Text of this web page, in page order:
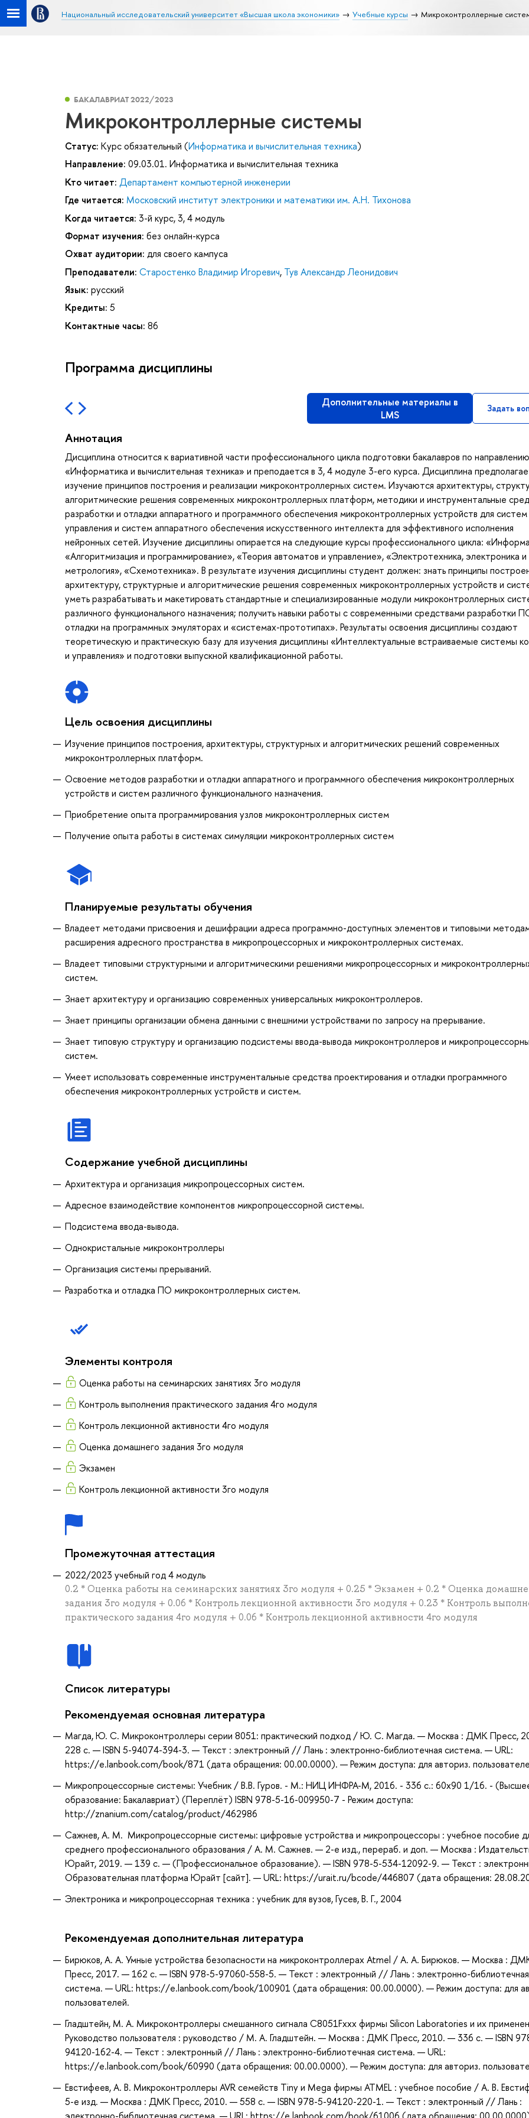
Национальный исследовательский университет «Высшая школа экономики» Учебные курсы Микроконтроллерные
БАКАЛАВРИАТ 2022/2023
Микроконтроллерные системы
Статус: Курс обязательный (Информатика и вычислительная техника)
Направление: 09.03.01. Информатика и вычислительная техника
Кто читает: Департамент компьютерной инженерии
Где читается: Московский институт электроники и математики им. А.Н. Тихонова
Когда читается: 3-й курс, 3, 4 модуль
Формат изучения: без онлайн-курса
Охват аудитории: для своего кампуса
Преподаватели: Старостенко Владимир Игоревич, Тув Александр Леонидович
Язык: русский
Кредиты: 5
Контактные часы: 86
Программа дисциплины
Дополнительные материалы в
LMS
Задать
Аннотация
Дисциплина относится к вариативной части профессионального цикла подготовки бакалавров по направлению
«Информатика и вычислительная техника» и преподается в 3, 4 модуле 3-его курса. Дисциплина
изучение принципов построения и реализации микроконтроллерных систем. Изучаются архитектуры,
алгоритмические решения современных микроконтроллерных платформ, методики и инструментальные
разработки и отладки аппаратного и программного обеспечения микроконтроллерных устройств для систем
управления и систем аппаратного обеспечения искусственного интеллекта для эффективного исполнения
нейронных сетей. Изучение дисциплины опирается на следующие курсы профессионального цикла:
«Алгоритмизация и программирование», «Теория автоматов и управление», «Электротехника, электроника и
метрология», «Схемотехника». В результате изучения дисциплины студент должен: знать принципы
архитектуру, структурные и алгоритмические решения современных микроконтроллерных устройств и
уметь разрабатывать и макетировать стандартные и специализированные модули микроконтроллерных
различного функционального назначения; получить навыки работы с современными средствами разработки
отладки на программных эмуляторах и «системах-прототипах». Результаты освоения дисциплины создают
теоретическую и практическую базу для изучения дисциплины «Интеллектуальные встраиваемые системы
и управления» и подготовки выпускной квалификационной работы.
Цель освоения дисциплины
Изучение принципов построения, архитектуры, структурных и алгоритмических решений современных
микроконтроллерных платформ.
Освоение методов разработки и отладки аппаратного и программного обеспечения микроконтроллерных
устройств и систем различного функционального назначения.
Приобретение опыта программирования узлов микроконтроллерных систем
Получение опыта работы в системах симуляции микроконтроллерных систем
Планируемые результаты обучения
Владеет методами присвоения и дешифрации адреса программно-доступных элементов и типовыми
расширения адресного пространства в микропроцессорных и микроконтроллерных системах.
Владеет типовыми структурными и алгоритмическими решениями микропроцессорных и
систем.
Знает архитектуру и организацию современных универсальных микроконтроллеров.
Знает принципы организации обмена данными с внешними устройствами по запросу на прерывание.
Знает типовую структуру и организацию подсистемы ввода-вывода микроконтроллеров и
систем.
Умеет использовать современные инструментальные средства проектирования и отладки программного
обеспечения микроконтроллерных устройств и систем.
Содержание учебной дисциплины
Архитектура и организация микропроцессорных систем.
Адресное взаимодействие компонентов микропроцессорной системы.
Подсистема ввода-вывода.
Однокристальные микроконтроллеры
Организация системы прерываний.
Разработка и отладка ПО микроконтроллерных систем.
Элементы контроля
Оценка работы на семинарских занятиях 3го модуля
Контроль выполнения практического задания 4го модуля
Контроль лекционной активности 4го модуля
Оценка домашнего задания 3го модуля
Экзамен
Контроль лекционной активности 3го модуля
Промежуточная аттестация
2022/2023 учебный год 4 модуль
0.2 * Оценка работы на семинарских занятиях 3го модуля + 0.25 * Экзамен + 0.2 * Оценка
задания 3го модуля + 0.06 * Контроль лекционной активности 3го модуля + 0.23 * Контроль
практического задания 4го модуля + 0.06 * Контроль лекционной активности 4го модуля
Список литературы
Рекомендуемая основная литература
Магда, Ю. С. Микроконтроллеры серии 8051: практический подход / Ю. С. Магда. — Москва : ДМК Пресс,
228 с. — ISBN 5-94074-394-3. — Текст : электронный // Лань : электронно-библиотечная система. — URL:
https://e.lanbook.com/book/871 (дата обращения: 00.00.0000). — Режим доступа: для авториз.
Микропроцессорные системы: Учебник / В.В. Гуров. - М.: НИЦ ИНФРА-М, 2016. - 336 с.: 60x90 1/16. -
образование: Бакалавриат) (Переплёт) ISBN 978-5-16-009950-7 - Режим доступа:
http://znanium.com/catalog/product/462986
Сажнев, А. М. Микропроцессорные системы: цифровые устройства и микропроцессоры : учебное пособие
среднего профессионального образования / А. М. Сажнев. — 2-е изд., перераб. и доп. — Москва :
Юрайт, 2019. — 139 с. — (Профессиональное образование). — ISBN 978-5-534-12092-9. — Текст :
Образовательная платформа Юрайт [сайт]. — URL: https://urait.ru/bcode/446807 (дата обращения:
Электроника и микропроцессорная техника : учебник для вузов, Гусев, В. Г., 2004
Рекомендуемая дополнительная литература
Бирюков, А. А. Умные устройства безопасности на микроконтроллерах Atmel / А. А. Бирюков. — Москва :
Пресс, 2017. — 162 с. — ISBN 978-5-97060-558-5. — Текст : электронный // Лань : электронно-библиотечная
система. — URL: https://e.lanbook.com/book/100901 (дата обращения: 00.00.0000). — Режим доступа: для
пользователей.
Гладштейн, М. А. Микроконтроллеры смешанного сигнала С8051Fxxx фирмы Silicon Laboratories и их
Руководство пользователя : руководство / М. А. Гладштейн. — Москва : ДМК Пресс, 2010. — 336 с. — ISBN
94120-162-4. — Текст : электронный // Лань : электронно-библиотечная система. — URL:
https://e.lanbook.com/book/60990 (дата обращения: 00.00.0000). — Режим доступа: для авториз.
Евстифеев, А. В. Микроконтроллеры AVR семейств Tiny и Mega фирмы ATMEL : учебное пособие / А. В.
5-е изд. — Москва : ДМК Пресс, 2010. — 558 с. — ISBN 978-5-94120-220-1. — Текст : электронный // Лань :